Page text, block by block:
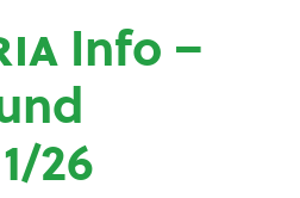
Info –
26